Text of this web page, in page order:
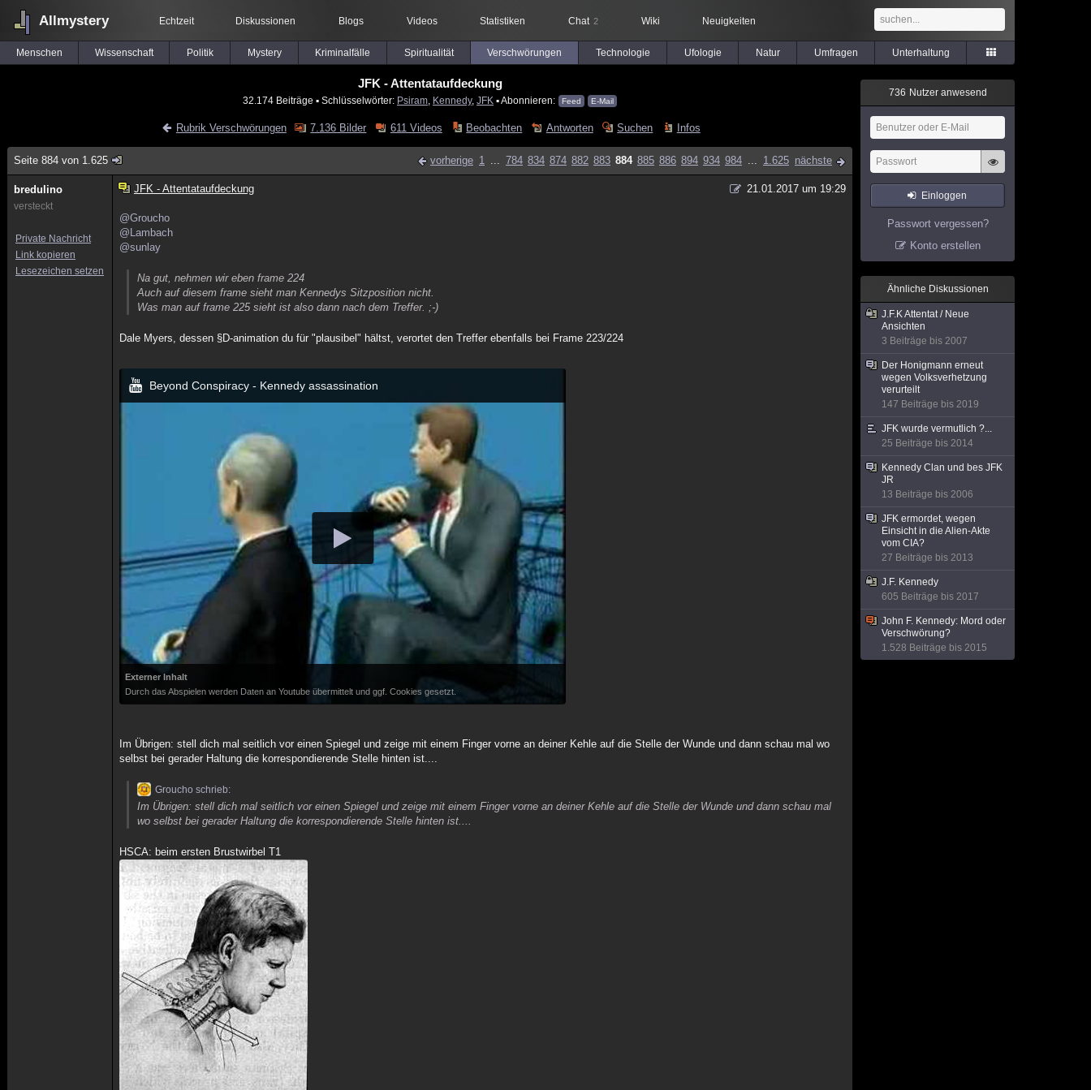
Allmystery Echtzeit Diskussionen Blogs Videos Statistiken Chat 2 Wiki Neuigkeiten
Menschen Wissenschaft Politik Mystery Kriminalfälle Spiritualität Verschwörungen Technologie Ufologie Natur Umfragen Unterhaltung
JFK - Attentataufdeckung
32.174 Beiträge ▪ Schlüsselwörter: Psiram Kennedy, JFK ▪ Abonnieren: Feed E-Mail
Rubrik Verschwörungen 7.136 Bilder 611 Videos Beobachten Antworten Suchen Infos
Seite 884 von 1.625 vorherige 1 ... 784 834 874 882 883 884 885 886 894 934 984 ... 1.625 nächste
bredulino
versteckt
Private Nachricht
Link kopieren
Lesezeichen setzen
JFK - Attentataufdeckung 21.01.2017 um 19:29
@Groucho
@Lambach
@sunlay
Na gut, nehmen wir eben frame 224
Auch auf diesem frame sieht man Kennedys Sitzposition nicht.
Was man auf frame 225 sieht ist also dann nach dem Treffer. ;-)
Dale Myers, dessen §D-animation du für "plausibel" hältst, verortet den Treffer ebenfalls bei Frame 223/224
Beyond Conspiracy - Kennedy assassination
Externer Inhalt
Durch das Abspielen werden Daten an Youtube übermittelt und ggf. Cookies gesetzt.
Im Übrigen: stell dich mal seitlich vor einen Spiegel und zeige mit einem Finger vorne an deiner Kehle auf die Stelle der Wunde und dann schau mal wo
selbst bei gerader Haltung die korrespondierende Stelle hinten ist....
Groucho schrieb:
Im Übrigen: stell dich mal seitlich vor einen Spiegel und zeige mit einem Finger vorne an deiner Kehle auf die Stelle der Wunde und dann schau mal
wo selbst bei gerader Haltung die korrespondierende Stelle hinten ist....
HSCA: beim ersten Brustwirbel T1
736 Nutzer anwesend
Einloggen
Passwort vergessen?
Konto erstellen
Ähnliche Diskussionen
J.F.K Attentat / Neue
Ansichten
3 Beiträge bis 2007
Der Honigmann erneut
wegen Volksverhetzung
verurteilt
147 Beiträge bis 2019
JFK wurde vermutlich ?...
25 Beiträge bis 2014
Kennedy Clan und bes JFK
JR
13 Beiträge bis 2006
JFK ermordet, wegen
Einsicht in die Alien-Akte
vom CIA?
27 Beiträge bis 2013
J.F. Kennedy
605 Beiträge bis 2017
John F. Kennedy: Mord oder
Verschwörung?
1.528 Beiträge bis 2015